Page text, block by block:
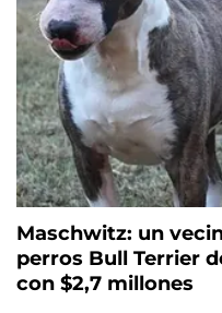
Maschwitz: un
perros Bull Terrier
con $2,7 millones